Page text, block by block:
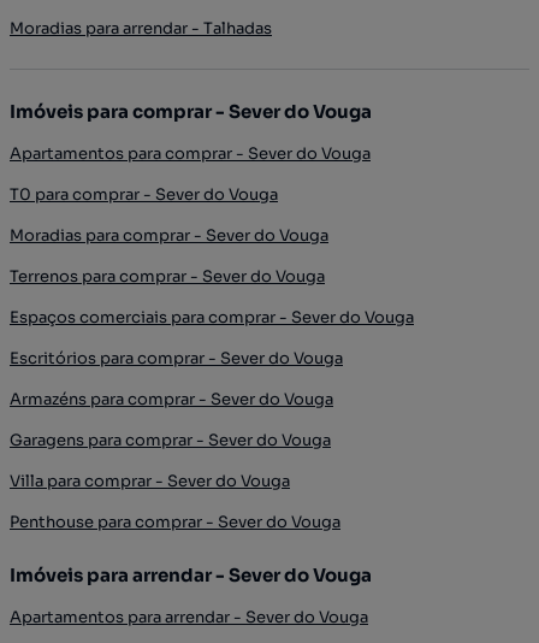
Moradias para arrendar - Talhadas
Imóveis para comprar - Sever do Vouga
Apartamentos para comprar - Sever do Vouga
T0 para comprar - Sever do Vouga
Moradias para comprar - Sever do Vouga
Terrenos para comprar - Sever do Vouga
Espaços comerciais para comprar - Sever do Vouga
Escritórios para comprar - Sever do Vouga
Armazéns para comprar - Sever do Vouga
Garagens para comprar - Sever do Vouga
Villa para comprar - Sever do Vouga
Penthouse para comprar - Sever do Vouga
Imóveis para arrendar - Sever do Vouga
Apartamentos para arrendar - Sever do Vouga